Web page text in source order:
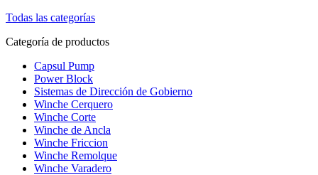
Todas las categorías
Categoría de productos
Capsul Pump
Power Block
Sistemas de Dirección de Gobierno
Winche Cerquero
Winche Corte
Winche de Ancla
Winche Friccion
Winche Remolque
Winche Varadero